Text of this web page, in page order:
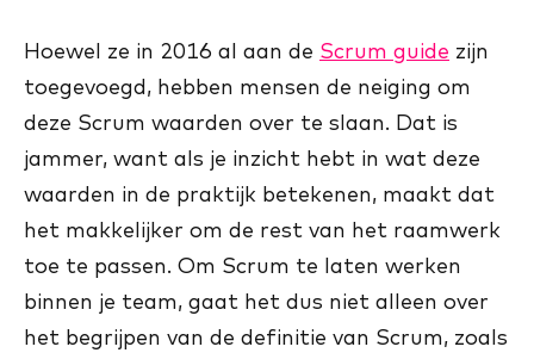
Hoewel ze in 2016 al aan de Scrum guide zijn
toegevoegd, hebben mensen de neiging om
deze Scrum waarden over te slaan. Dat is
jammer, want als je inzicht hebt in wat deze
waarden in de praktijk betekenen, maakt dat
het makkelijker om de rest van het raamwerk
toe te passen. Om Scrum te laten werken
binnen je team, gaat het dus niet alleen over
het begrijpen van de definitie van Scrum, zoals